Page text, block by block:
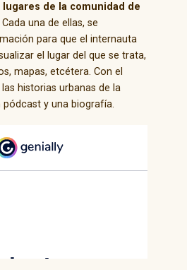
de la comunidad de
. Cada una de ellas, se
para que el internauta
el lugar del que se trata,
mapas, etcétera. Con el
historias urbanas de la
y una biografía.